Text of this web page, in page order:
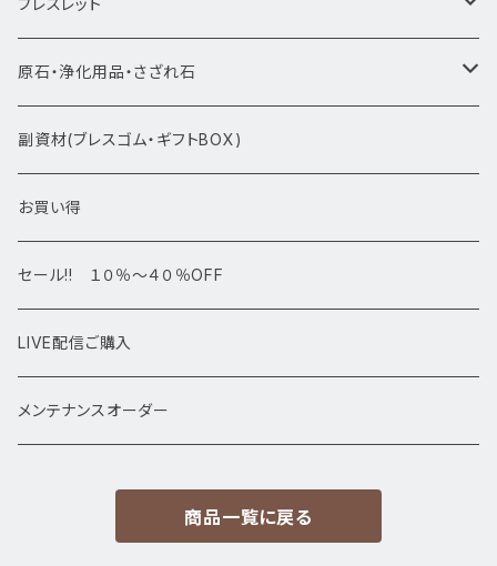
ブレスレット
ブレスレット1点物
アマビエシリーズ
デザインブレス
高級・高品質ブレスレット
サイズ
13㎜以上
原石・浄化用品・さざれ石
浄化さざれ石
ポイント・タワー・タンブル
スフィア 丸玉
置物
原石・クラスター
副資材(ブレスゴム・ギフトBOX)
お買い得
セール!! １０％～４０％OFF
LIVE配信ご購入
メンテナンスオーダー
商品一覧に戻る